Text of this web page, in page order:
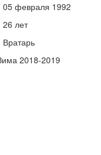
05 февраля 1992
26 лет
Вратарь
2018-2019